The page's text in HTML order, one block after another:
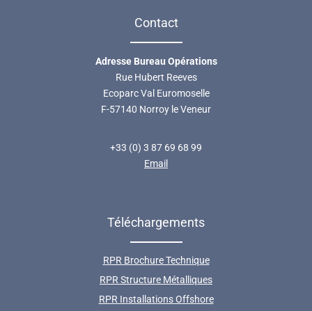
Contact
Adresse Bureau Opérations
Rue Hubert Reeves
Ecoparc Val Euromoselle
F-57140 Norroy le Veneur
+33 (0) 3 87 69 68 99
Email
Téléchargements
RPR Brochure Technique
RPR Structure Métalliques
RPR Installations Offshore